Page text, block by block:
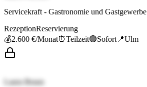
Servicekraft - Gastronomie und Gastgewerbe
RezeptionReservierung
💰2.600 €/Monat⏰Teilzeit🟢Sofort 📍Ulm
Laura Braun